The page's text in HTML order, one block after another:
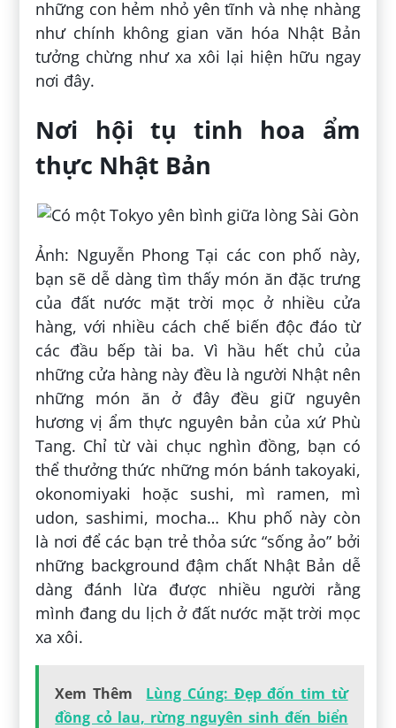
những con hẻm nhỏ yên tĩnh và nhẹ nhàng
như chính không gian văn hóa Nhật Bản
tưởng chừng như xa xôi lại hiện hữu ngay
nơi đây.
Nơi hội tụ tinh hoa ẩm
thực Nhật Bản
Ảnh: Nguyễn Phong Tại các con phố này,
bạn sẽ dễ dàng tìm thấy món ăn đặc trưng
của đất nước mặt trời mọc ở nhiều cửa
hàng, với nhiều cách chế biến độc đáo từ
các đầu bếp tài ba. Vì hầu hết chủ của
những cửa hàng này đều là người Nhật nên
những món ăn ở đây đều giữ nguyên
hương vị ẩm thực nguyên bản của xứ Phù
Tang. Chỉ từ vài chục nghìn đồng, bạn có
thể thưởng thức những món bánh takoyaki,
okonomiyaki hoặc sushi, mì ramen, mì
udon, sashimi, mocha… Khu phố này còn
là nơi để các bạn trẻ thỏa sức “sống ảo” bởi
những background đậm chất Nhật Bản dễ
dàng đánh lừa được nhiều người rằng
mình đang du lịch ở đất nước mặt trời mọc
xa xôi.
Xem Thêm
Lùng Cúng: Đẹp đốn tim từ
đồng cỏ lau, rừng nguyên sinh đến biển